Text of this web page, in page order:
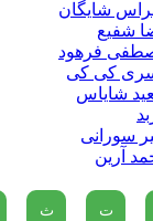
شایگان
شفیع
فرهود
کی کی
شایاس
سورانی
آرین
ت ث